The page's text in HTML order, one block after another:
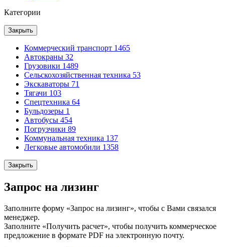
Категории
Закрыть
Коммерческий транспорт 1465
Автокраны 32
Грузовики 1489
Сельскохозяйственная техника 53
Экскаваторы 71
Тягачи 103
Спецтехника 64
Бульдозеры 1
Автобусы 454
Погрузчики 89
Коммунальная техника 137
Легковые автомобили 1358
Закрыть
Запрос на лизинг
Заполните форму «Запрос на лизинг», чтобы с Вами связался
менеджер.
Заполните «Получить расчет», чтобы получить коммерческое
предложение в формате PDF на электронную почту.